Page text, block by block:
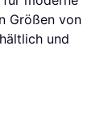
Größen von
und